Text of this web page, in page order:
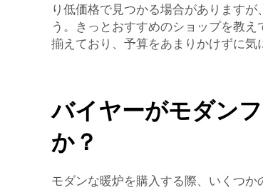
り低価格で見つかる場合があります
う。きっとおすすめのショップを教
揃えており、予算をあまりかけずに気
バイヤーがモダン
か？
モダンな暖炉を購入する際、いくつ